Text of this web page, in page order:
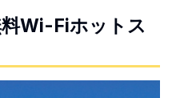
Wi-Fiホットス